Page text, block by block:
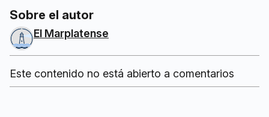
Sobre el autor
El Marplatense
Este contenido no está abierto a comentarios